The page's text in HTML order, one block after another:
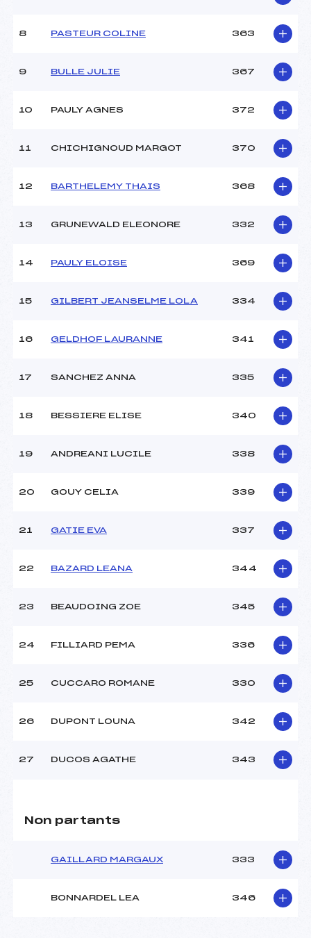
C-D- – – –
8 PASTEUR COLINE 363
9 BULLE JULIE 367
10 PAULY AGNES 372
11 CHICHIGNOUD MARGOT 370
12 BARTHELEMY THAIS 368
13 GRUNEWALD ELEONORE 332
14 PAULY ELOISE 369
15 GILBERT JEANSELME LOLA 334
16 GELDHOF LAURANNE 341
17 SANCHEZ ANNA 335
18 BESSIERE ELISE 340
19 ANDREANI LUCILE 338
20 GOUY CELIA 339
21 GATIE EVA 337
22 BAZARD LEANA 344
23 BEAUDOING ZOE 345
24 FILLIARD PEMA 336
25 CUCCARO ROMANE 330
26 DUPONT LOUNA 342
27 DUCOS AGATHE 343
Non partants
GAILLARD MARGAUX 333
BONNARDEL LEA 346